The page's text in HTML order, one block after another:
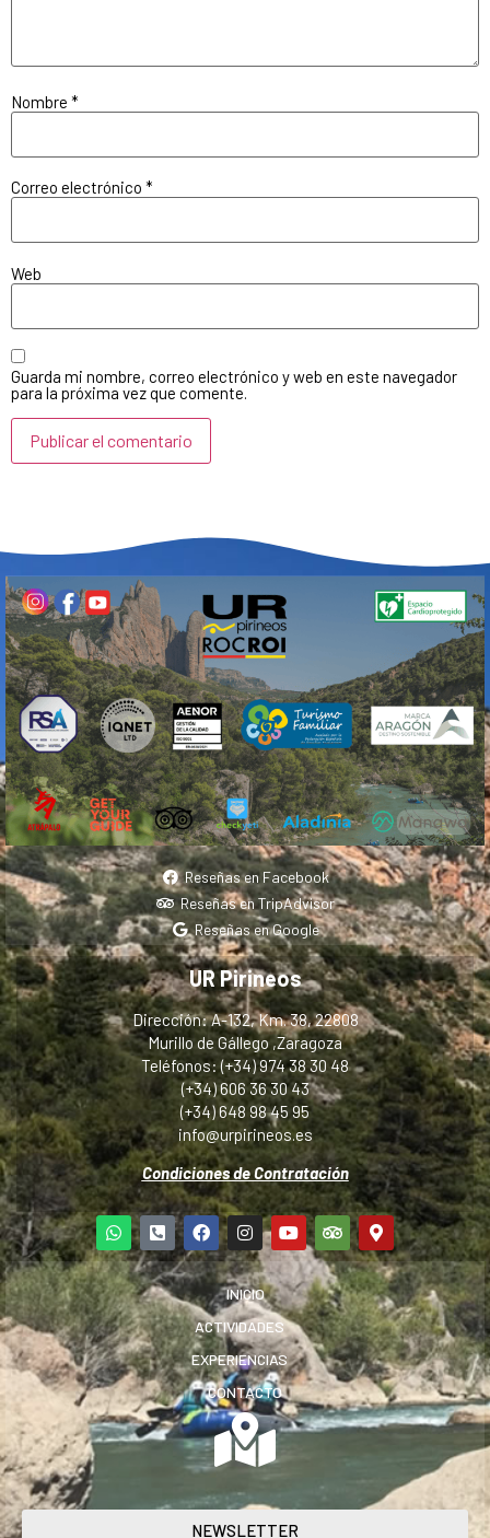
Nombre *
Correo electrónico *
Web
Guarda mi nombre, correo electrónico y web en este navegador
para la próxima vez que comente.
Reseñas en Facebook
Reseñas en TripAdvisor
Reseñas en Google
UR Pirineos
Dirección: A-132, Km. 38, 22808
Murillo de Gállego ,Zaragoza
Teléfonos: (+34) 974 38 30 48
(+34) 606 36 30 43
(+34) 648 98 45 95
info@urpirineos.es
Condiciones de Contratación
INICIO
ACTIVIDADES
EXPERIENCIAS
CONTACTO
NEWSLETTER